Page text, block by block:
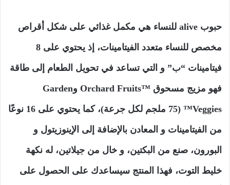
حبوب alive للنساء هي مكمل غذائي على شكل أقراص
مخصص للنساء متعدد الفيتامينات، إذ يحتوي على 8
فيتامينات “ب” و التي تساعد في تحويل الطعام إلى طاقة
فهو مزيج مسحوق Orchard Fruits™‎ وGarden
Veggies™ (75 ملجم لكل جرعة)، كما يحتوي على 16 نوعًا
من الفيتامينات و المعادن بالإضافة إلى الإينوزيتول و
البورون، صنع من البكتين، و خال من جيلاتين، له نكهة
خليط التوت، فهذا المنتج سيساعدك على الحصول على